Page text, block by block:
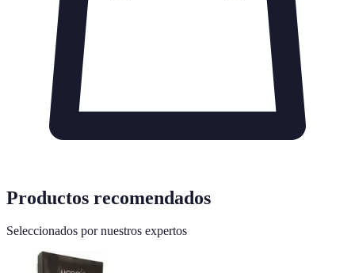
Productos recomendados
Seleccionados por nuestros expertos